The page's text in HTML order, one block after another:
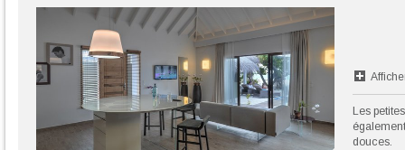
Les
douces.